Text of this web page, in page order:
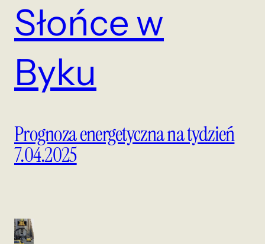
Słońce w
Byku
Prognoza energetyczna na tydzień
7.04.2025